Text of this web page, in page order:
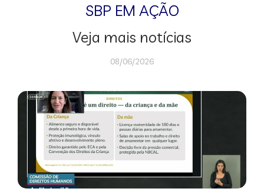
SBP EM AÇÃO
Veja mais notícias
08/06/2026